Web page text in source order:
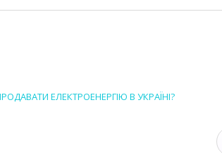
ЕЛЕКТРОЕНЕРГІЮ В УКРАЇНІ?